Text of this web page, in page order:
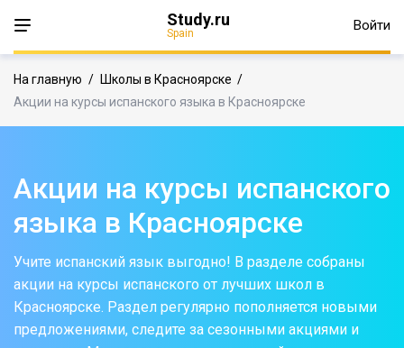
Study.ru
Spain Войти
На главную / Школы в Красноярске /
Акции на курсы испанского языка в Красноярске
Акции на курсы испанского
языка в Красноярске
Учите испанский язык выгодно! В разделе собраны
акции на курсы испанского от лучших школ в
Красноярске. Раздел регулярно пополняется новыми
предложениями, следите за сезонными акциями и